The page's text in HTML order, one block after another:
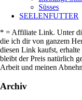
Süsses
SEELENFUTTER
* = Affiliate Link. Unter
die ich dir von ganzem
diesen Link kaufst,
bleibt der Preis natürlich
Arbeit und meinen
Archiv